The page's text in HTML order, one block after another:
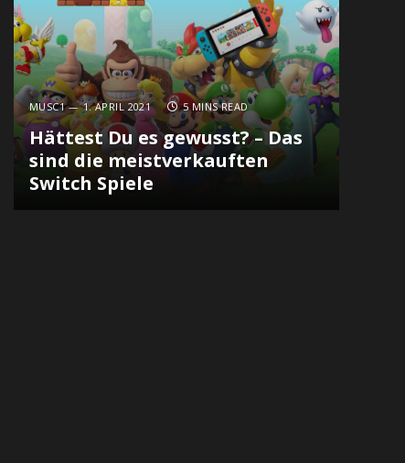
MUSC1 1. APRIL 2021 5 MINS READ
Hättest Du es gewusst? – Das
sind die meistverkauften
Switch Spiele